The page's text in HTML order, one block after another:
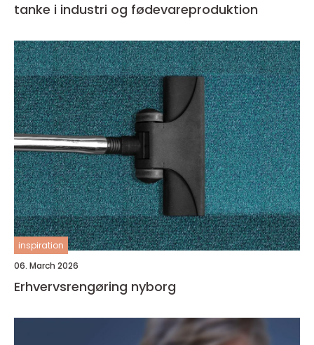
tanke i industri og fødevareproduktion
inspiration
06. March 2026
Erhvervsrengøring nyborg